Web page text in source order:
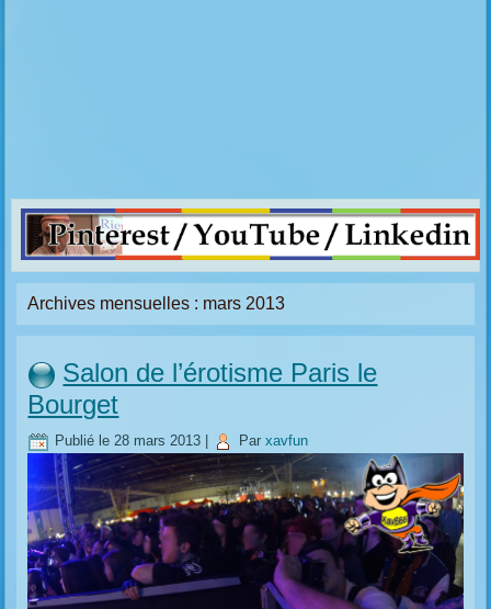
Archives mensuelles : mars 2013
Salon de l’érotisme Paris le
Bourget
Publié le 28 mars 2013 Par xavfun